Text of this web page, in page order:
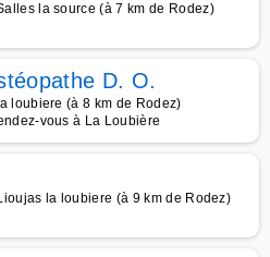
la source (à 7 km de Rodez)
D. O.
loubiere (à 8 km de Rodez)
vous à La Loubière
la loubiere (à 9 km de Rodez)